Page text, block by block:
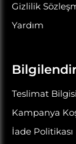
Gizlilik
Yardım
Teslimat Bilgisi
Kampanya
İade Politikası